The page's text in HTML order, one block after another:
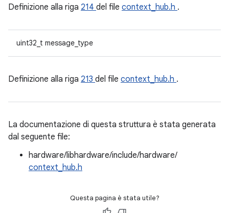
Definizione alla riga 214 del file context_hub.h .
uint32_t message_type
Definizione alla riga 213 del file context_hub.h .
La documentazione di questa struttura è stata generata
dal seguente file:
hardware/libhardware/include/hardware/
context_hub.h
Questa pagina è stata utile?